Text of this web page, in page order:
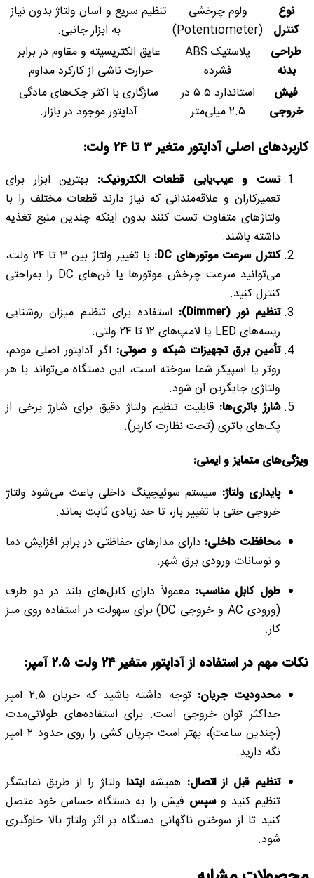
نوع
کنترل
ولوم چرخشی
(Potentiometer)
تنظیم سریع و آسان ولتاژ بدون نیاز
به ابزار جانبی.
طراحی
بدنه
پلاستیک ABS
فشرده
عایق الکتریسیته و مقاوم در برابر
حرارت ناشی از کارکرد مداوم.
فیش
خروجی
استاندارد ۵.۵ در
۲.۵ میلی‌متر
سازگاری با اکثر جک‌های مادگی
آداپتور موجود در بازار.
کاربردهای اصلیآداپتور متغیر 3 تا 24 ولت:
تست و عیب‌یابی قطعات الکترونیک: بهترین ابزار برای
تعمیرکاران و علاقه‌مندانی که نیاز دارند قطعات مختلف را با
ولتاژهای متفاوت تست کنند بدون اینکه چندین منبع تغذیه
داشته باشند.
کنترل سرعت موتورهای DC:
با تغییر ولتاژ بین ۳ تا ۲۴ ولت،
می‌توانید سرعت چرخش موتورها یا فن‌های DC را به‌راحتی
کنترل کنید.
تنظیم نور (Dimmer):
استفاده برای تنظیم میزان روشنایی
ریسه‌های LED یا لامپ‌های ۱۲ تا ۲۴ ولتی.
تأمین برق تجهیزات شبکه و صوتی: اگر آداپتور اصلی مودم،
روتر یا اسپیکر شما سوخته است، این دستگاه می‌تواند با هر
ولتاژی جایگزین آن شود.
شارژ باتری‌ها:قابلیت تنظیم ولتاژ دقیق برای شارژ برخی از
پک‌های باتری (تحت نظارت کاربر).
ویژگی‌های متمایز و ایمنی:
پایداری ولتاژ: سیستم سوئیچینگ داخلی باعث می‌شود ولتاژ
خروجی حتی با تغییر بار، تا حد زیادی ثابت بماند.
محافظت داخلی: دارای مدارهای حفاظتی در برابر افزایش دما
و نوسانات ورودی برق شهر.
طول کابل مناسب: معمولاً دارای کابل‌های بلند در دو طرف
(ورودی AC و خروجی DC) برای سهولت در استفاده روی میز
کار.
نکات مهم در استفاده ازآداپتور متغیر 24 ولت 2.5 آمپر:
محدودیت جریان:
توجه داشته باشید که جریان ۲.۵ آمپر
حداکثر توان خروجی است. برای استفاده‌های طولانی‌مدت
(چندین ساعت)، بهتر است جریان کشی را روی حدود ۲ آمپر
نگه دارید.
تنظیم قبل از اتصال: همیشهابتدا ولتاژ را از طریق نمایشگر
تنظیم کنید وسپس فیش را به دستگاه حساس خود متصل
کنید تا از سوختن ناگهانی دستگاه بر اثر ولتاژ بالا جلوگیری
شود.